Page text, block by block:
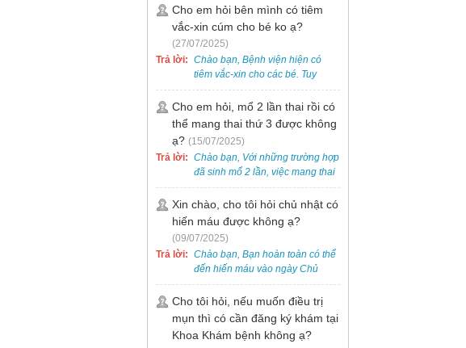
tuổi. Bạn có thể đưa bé đến
Khoa Khám bệnh của bệnh viện
để được bác sĩ chuyên khoa
thăm khám. Ngoài ra, để thuận
tiện hơn, bạn có thể đặt lịch
khám trước qua số điện thoại:
0988 270 115. Nếu cần hỗ trợ
thêm, vui lòng liên hệ qua Zalo
hoặc Fanpage Bệnh viện Việt
Nam - Thụy Điển Uông Bí.
Cho em hỏi bên mình có tiêm
vắc-xin cúm cho bé ko ạ?
(27/07/2025)
Trả lời: Chào bạn, Bệnh viện hiện có
tiêm vắc-xin cho các bé. Tuy
nhiên, các loại vắc-xin thường về
theo từng đợt, không phải lúc
nào cũng có sẵn.
Cho em hỏi, mổ 2 lần thai rồi có
thể mang thai thứ 3 được không
ạ? (15/07/2025)
Trả lời: Chào bạn, Với những trường hợp
đã sinh mổ 2 lần, việc mang thai
lần 3 vẫn có thể thực hiện được.
Tại Bệnh viện, chúng tôi đã tiếp
nhận và hỗ trợ nhiều thai phụ có
nhu cầu tương tự.
Xin chào, cho tôi hỏi chủ nhật có
hiến máu được không ạ?
(09/07/2025)
Trả lời: Chào bạn, Bạn hoàn toàn có thể
đến hiến máu vào ngày Chủ
Nhật.
Cho tôi hỏi, nếu muốn điều trị
mụn thì có cần đăng ký khám tại
Khoa Khám bệnh không ạ?